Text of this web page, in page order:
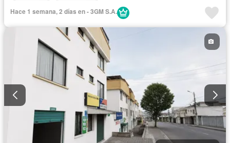
Hace 1 semana, 2 días en - 3GM S.A.